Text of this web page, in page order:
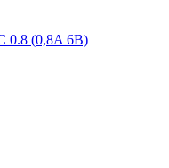
0.8 (0,8A 6В)